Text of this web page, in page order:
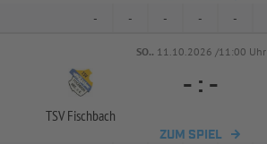
- - - - -
SO.. 11.10.2026 /11:00 Uhr
TSV Fischbach
- : -
ZUM SPIEL